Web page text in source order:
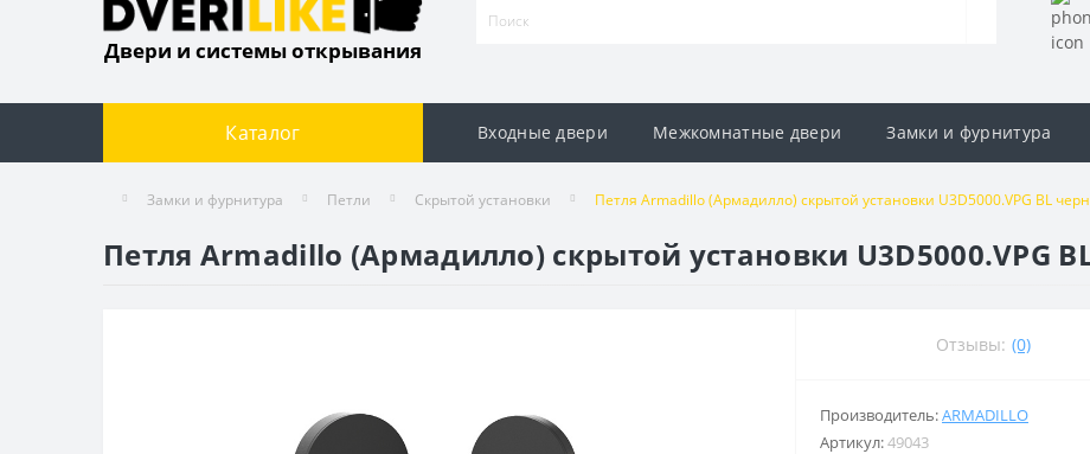
Двери и системы открывания
Каталог Входные двери Межкомнатные двери Замки и фурнитура
Замки и фурнитура Петли Скрытой установки Петля Armadillo (Армадилло) скрытой установки U3D5000.VPG BL
Петля Armadillo (Армадилло) скрытой установки U3D5000.VPG
Отзывы: (0)
Производитель:ARMADILLO
Артикул:49043